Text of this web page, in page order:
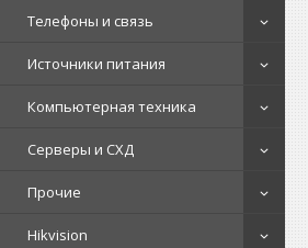
Телефоны и связь
Источники питания
Компьютерная техника
Серверы и СХД
Прочие
Hikvision